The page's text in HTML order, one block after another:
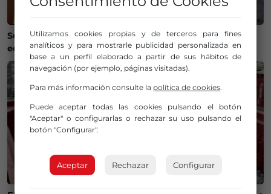
Susto en Bilbao La Vieja: ocho personas atendidas y un
edificio desalojado tras un incendio
Utilizamos cookies propias y de terceros para fines
analíticos y para mostrarle publicidad personalizada en
base a un perfil elaborado a partir de sus hábitos de
navegación (por ejemplo, páginas visitadas).
Para más información consulte la política de cookies.
Puede aceptar todas las cookies pulsando el botón
"Aceptar" o configurarlas o rechazar su uso pulsando el
botón "Configurar".
Aceptar Rechazar Configurar